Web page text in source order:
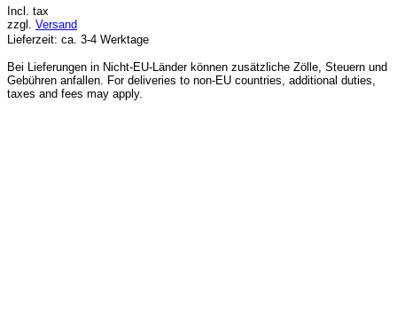
Incl. tax
zzgl. Versand
Lieferzeit: ca. 3-4 Werktage
Bei Lieferungen in Nicht-EU-Länder können zusätzliche Zölle, Steuern und
Gebühren anfallen. For deliveries to non-EU countries, additional duties,
taxes and fees may apply.